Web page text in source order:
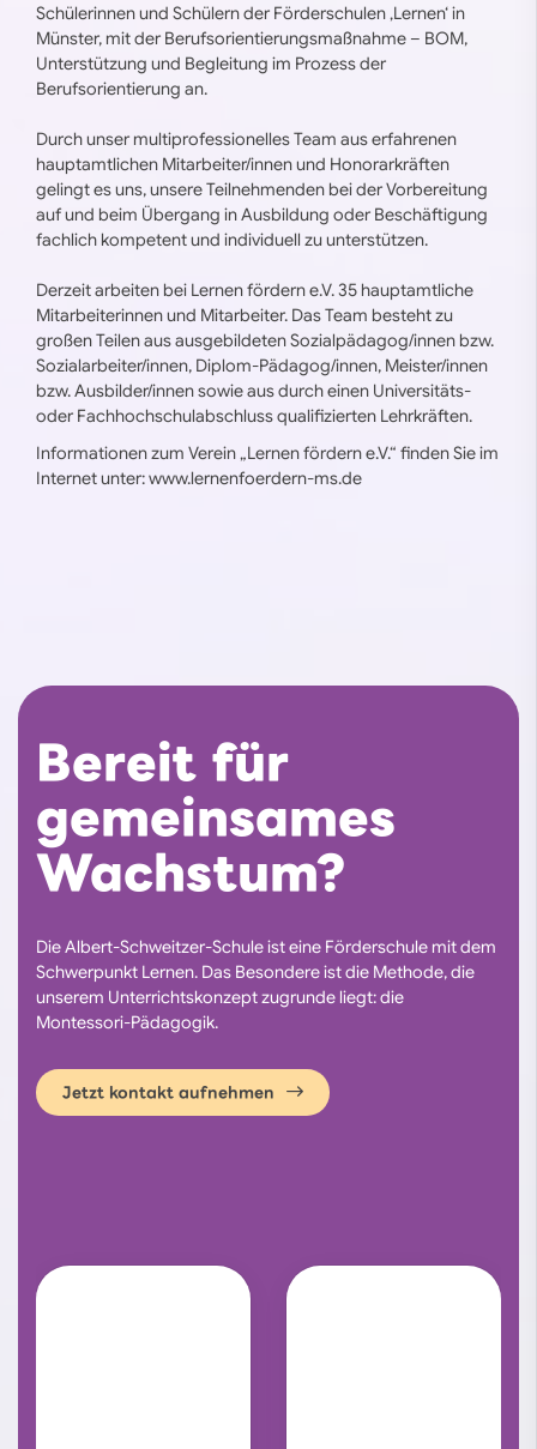
Schülerinnen und Schülern der Förderschulen ‚Lernen‘ in
Münster, mit der Berufsorientierungsmaßnahme – BOM,
Unterstützung und Begleitung im Prozess der
Berufsorientierung an.
Durch unser multiprofessionelles Team aus erfahrenen
hauptamtlichen Mitarbeiter/innen und Honorarkräften
gelingt es uns, unsere Teilnehmenden bei der Vorbereitung
auf und beim Übergang in Ausbildung oder Beschäftigung
fachlich kompetent und individuell zu unterstützen.
Derzeit arbeiten bei Lernen fördern e.V. 35 hauptamtliche
Mitarbeiterinnen und Mitarbeiter. Das Team besteht zu
großen Teilen aus ausgebildeten Sozialpädagog/innen bzw.
Sozialarbeiter/innen, Diplom-Pädagog/innen, Meister/innen
bzw. Ausbilder/innen sowie aus durch einen Universitäts-
oder Fachhochschulabschluss qualifizierten Lehrkräften.
Informationen zum Verein „Lernen fördern e.V.“ finden Sie im
Internet unter: www.lernenfoerdern-ms.de
Bereit für
gemeinsames
Wachstum?
Die Albert-Schweitzer-Schule ist eine Förderschule mit dem
Schwerpunkt Lernen. Das Besondere ist die Methode, die
unserem Unterrichtskonzept zugrunde liegt: die
Montessori-Pädagogik.
Jetzt kontakt aufnehmen